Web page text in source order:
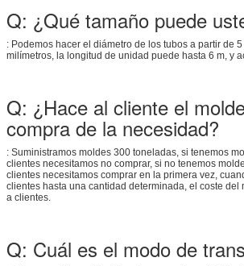
Q: ¿Qué tamaño puede
: Podemos hacer el diámetro de los tubos a partir de
milímetros, la longitud de unidad puede hasta 6 m, y
Q: ¿Hace al cliente el
compra de la necesidad?
: Suministramos moldes 300 toneladas, si tenemos
clientes necesitamos no comprar, si no tenemos
clientes necesitamos comprar en la primera vez,
clientes hasta una cantidad determinada, el coste del
a clientes.
Q: Cuál es el modo de